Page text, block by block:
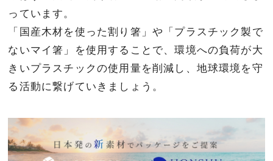
っています。
「国産木材を使った割り箸」や「プラスチック製で
ないマイ箸」を使用することで、環境への負荷が大
きいプラスチックの使用量を削減し、地球環境を守
る活動に繋げていきましょう。